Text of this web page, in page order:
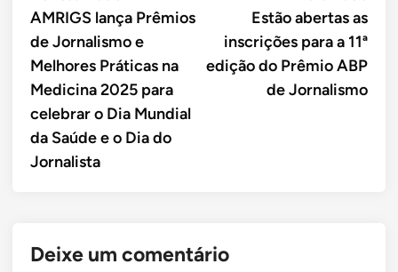
de
Post
article:
AMRIGS lança Prêmios
de Jornalismo e
Melhores Práticas na
Medicina 2025 para
celebrar o Dia Mundial
da Saúde e o Dia do
Jornalista
Estão abertas as
inscrições para a 11ª
edição do Prêmio ABP
de Jornalismo
Deixe um comentário